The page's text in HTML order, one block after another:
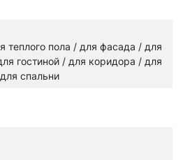
теплого пола / для фасада / для
гостиной / для коридора / для
спальни